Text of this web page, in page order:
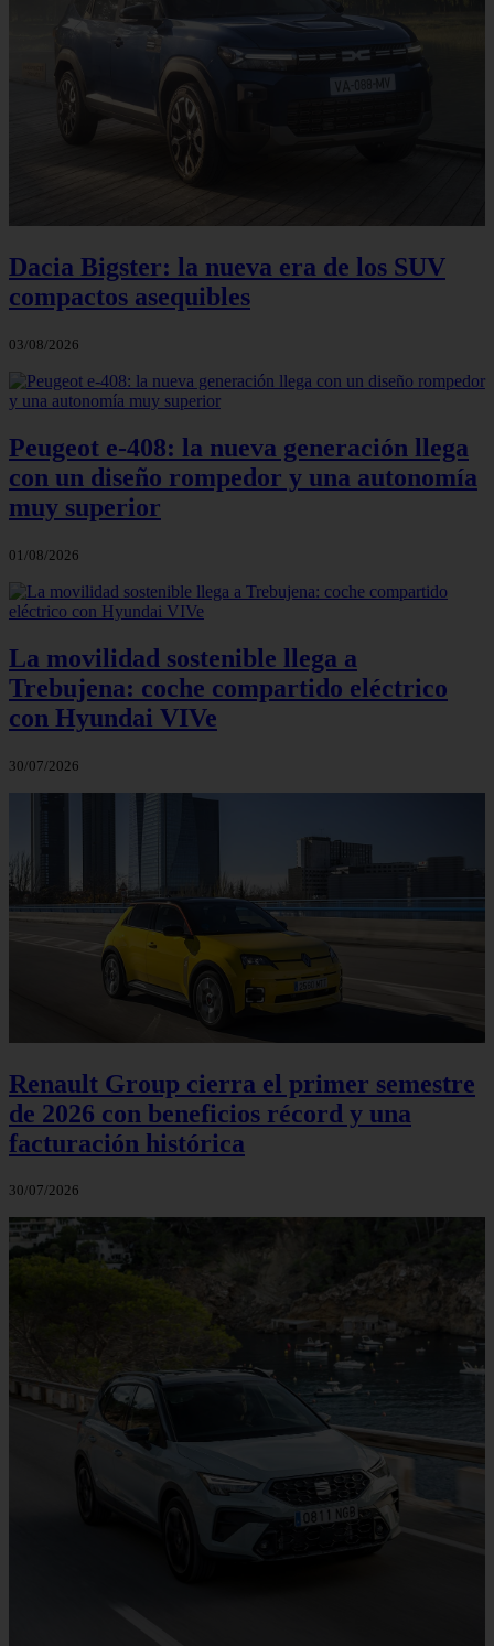
Dacia Bigster: la nueva era de los SUV
compactos asequibles
03/08/2026
Peugeot e-408: la nueva generación llega
con un diseño rompedor y una autonomía
muy superior
01/08/2026
La movilidad sostenible llega a
Trebujena: coche compartido eléctrico
con Hyundai VIVe
30/07/2026
Renault Group cierra el primer semestre
de 2026 con beneficios récord y una
facturación histórica
30/07/2026